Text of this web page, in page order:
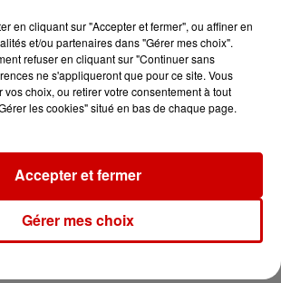
Destination Vacances - Gagnez
votre séjour en famille au cœur
de la...
en cliquant sur "Accepter et fermer", ou affiner en
et/ou partenaires dans "Gérer mes choix".
refuser en cliquant sur "Continuer sans
ne s'appliqueront que pour ce site. Vous
vos choix, ou retirer votre consentement à tout
les cookies" situé en bas de chaque page.
Gérer mes choix
Accepter et fermer